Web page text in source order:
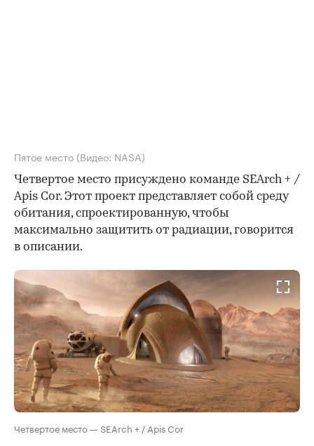
Пятое место (Видео: NASA)
Четвертое место присуждено команде SEArch + /
Apis Cor. Этот проект представляет собой среду
обитания, спроектированную, чтобы
максимально защитить от радиации, говорится
в описании.
Четвертое место — SEArch + / Apis Cor